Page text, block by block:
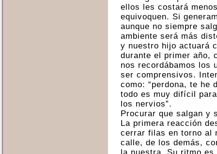
ellos les costará
equivoquen. Si
aunque no siempre
ambiente será más
y nuestro hijo actuará
durante el primer año,
nos recordábamos los
ser comprensivos.
como: “perdona, te he
todo es muy difícil
los nervios”.
Procurar que salgan y
La primera reacción
cerrar filas en torno al
calle, de los demás,